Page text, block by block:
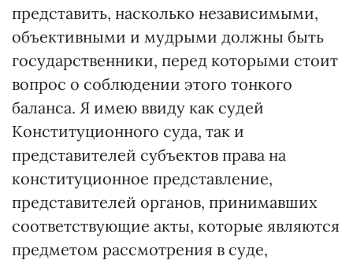
представить, насколько независимыми,
объективными и мудрыми должны быть
государственники, перед которыми стоит
вопрос о соблюдении этого тонкого
баланса. Я имею ввиду как судей
Конституционного суда, так и
представителей субъектов права на
конституционное представление,
представителей органов, принимавших
соответствующие акты, которые являются
предметом рассмотрения в суде,